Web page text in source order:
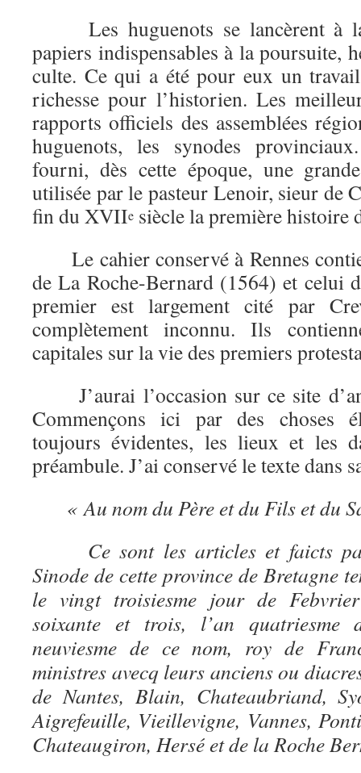
Les huguenots se lancèrent à la
papiers indispensables à la poursuite,
culte. Ce qui a été pour eux un
richesse pour l’historien. Les
rapports officiels des assemblées
huguenots, les synodes
fourni, dès cette époque, une
utilisée par le pasteur Lenoir, sieur de
fin du XVIIe siècle la première histoire
Le cahier conservé à Rennes
de La Roche-Bernard (1564) et celui
premier est largement cité par
complètement inconnu. Ils
capitales sur la vie des premiers
J’aurai l’occasion sur ce site
Commençons ici par des choses
toujours évidentes, les lieux et les
préambule. J’ai conservé le texte dans
« Au nom du Père et du Fils et du
Ce sont les articles et faicts
Sinode de cette province de Bretagne
le vingt troisiesme jour de
soixante et trois, l’an quatriesme
neuviesme de ce nom, roy de
ministres avecq leurs anciens ou
de Nantes, Blain, Chateaubriand,
Aigrefeuille, Vieillevigne, Vannes,
Chateaugiron, Hersé et de la Roche